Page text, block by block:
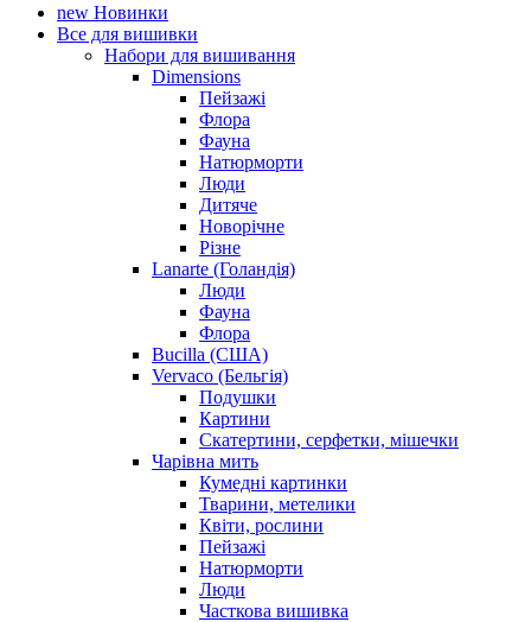
new Новинки
Все для вишивки
Набори для вишивання
Dimensions
Пейзажі
Флора
Фауна
Натюрморти
Люди
Дитяче
Новорічне
Різне
Lanarte (Голандія)
Люди
Фауна
Флора
Bucilla (США)
Vervaco (Бельгія)
Подушки
Картини
Скатертини, серфетки, мішечки
Чарiвна мить
Кумедні картинки
Тварини, метелики
Квіти, рослини
Пейзажі
Натюрморти
Люди
Часткова вишивка